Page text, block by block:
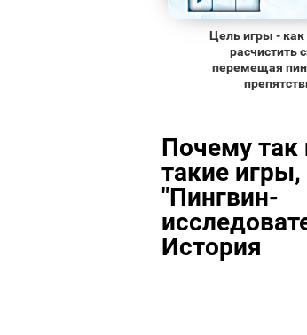
Цель игры -
расчистить
перемещая
Почему так
такие игры,
"Пингвин-
История